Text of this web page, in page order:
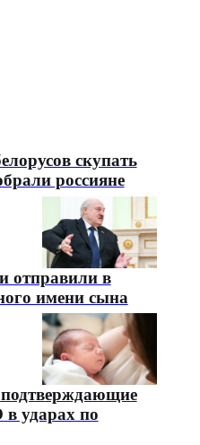
скупать
россияне
отправили в
имени сына
ударах по